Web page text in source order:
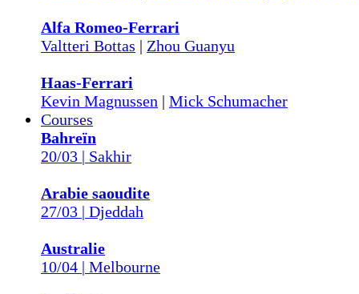
Alfa Romeo-Ferrari
Valtteri Bottas | Zhou Guanyu
Haas-Ferrari
Kevin Magnussen | Mick Schumacher
Courses
Bahreïn
20/03 | Sakhir
Arabie saoudite
27/03 | Djeddah
Australie
10/04 | Melbourne